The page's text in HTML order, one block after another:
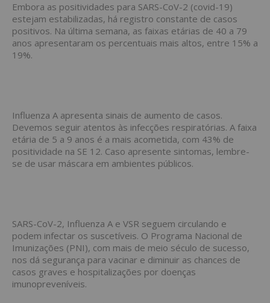
Embora as positividades para SARS-CoV-2 (covid-19)
estejam estabilizadas, há registro constante de casos
positivos. Na última semana, as faixas etárias de 40 a 79
anos apresentaram os percentuais mais altos, entre 15% a
19%.
Influenza A apresenta sinais de aumento de casos.
Devemos seguir atentos às infecções respiratórias. A faixa
etária de 5 a 9 anos é a mais acometida, com 43% de
positividade na SE 12. Caso apresente sintomas, lembre-
se de usar máscara em ambientes públicos.
SARS-CoV-2, Influenza A e VSR seguem circulando e
podem infectar os suscetíveis. O Programa Nacional de
Imunizações (PNI), com mais de meio século de sucesso,
nos dá segurança para vacinar e diminuir as chances de
casos graves e hospitalizações por doenças
imunopreveníveis.